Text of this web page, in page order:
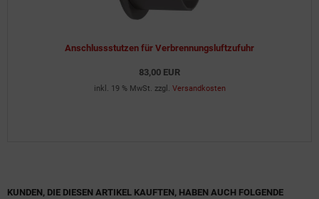
Anschlussstutzen für Verbrennungsluftzufuhr
83,00 EUR
inkl. 19 % MwSt. zzgl. Versandkosten
KUNDEN, DIE DIESEN ARTIKEL KAUFTEN, HABEN AUCH FOLGENDE